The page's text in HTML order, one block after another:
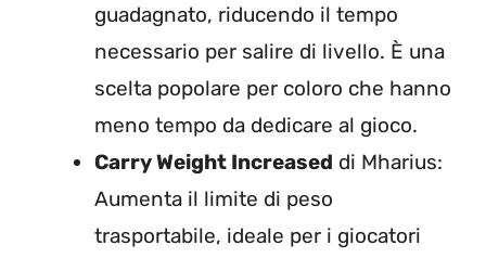
guadagnato, riducendo il tempo
necessario per salire di livello. È una
scelta popolare per coloro che hanno
meno tempo da dedicare al gioco.
Carry Weight Increased di Mharius:
Aumenta il limite di peso
trasportabile, ideale per i giocatori